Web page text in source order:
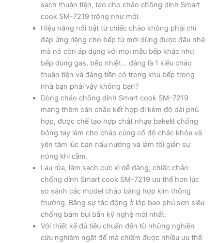
sạch thuận tiện, tạo cho chảo chống dính Smart
cook SM-7219 trông như mới.
Hiệu năng nổi bật từ chiếc chảo không phải chỉ
đáp ứng riêng cho bếp từ mới dùng được đâu nhé
mà nó còn áp dụng với mọi mẫu bếp khác như
bếp dùng gas, bếp nhiệt… đáng là 1 kiểu chảo
thuận tiện và đáng tiền có trong khu bếp trong
nhà bạn phải vậy không bạn?
Dòng chảo chống dính Smart cook SM-7219
mang thêm cán chảo kết hợp đi kèm độ dài phù
hợp, được chế tạo hợp chất nhựa bakelit chống
bỏng tay làm cho chảo củng cố độ chắc khỏe và
yên tâm lúc bạn nấu nướng và làm tối giản sự
nóng khi cầm.
Lau rửa, làm sạch cực kì dễ dàng, chiếc chảo
chống dính Smart cook SM-7219 ưu thế hơn lúc
so sánh các model chảo bằng hợp kim thông
thường. Bằng sự tác động ở lớp bao phủ sơn siêu
chống bám bụi bẩn kỹ nghệ mới nhất.
Với thiết kế đủ tiêu chuẩn đến từ những nghiên
cứu nghiêm ngặt để mà chiếm được nhiều ưu thế